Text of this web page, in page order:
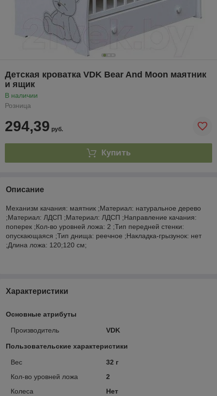
Детская кроватка VDK Bear And Moon маятник
и ящик
В наличии
Розница
294,39 руб.
Купить
Описание
Механизм качания: маятник ;Материал: натуральное дерево
;Материал: ЛДСП ;Материал: ЛДСП ;Направление качания:
поперек ;Кол-во уровней ложа: 2 ;Тип передней стенки:
опускающаяся ;Тип днища: реечное ;Накладка-грызунок: нет
;Длина ложа: 120;120 см;
Характеристики
Основные атрибуты
Производитель VDK
Пользовательские характеристики
Вес
32 г
Кол-во уровней ложа
2
Колеса
Нет